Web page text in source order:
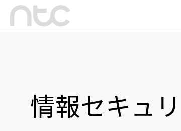
情報セキュ